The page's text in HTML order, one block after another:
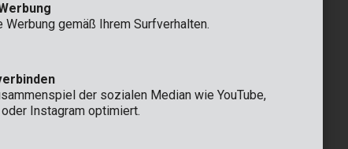
nv
9
+32 (0)3 292 92 92
support@varo.com
gemäß Ihrem Surfverhalten.
der sozialen Median wie YouTube,
Instagram optimiert.